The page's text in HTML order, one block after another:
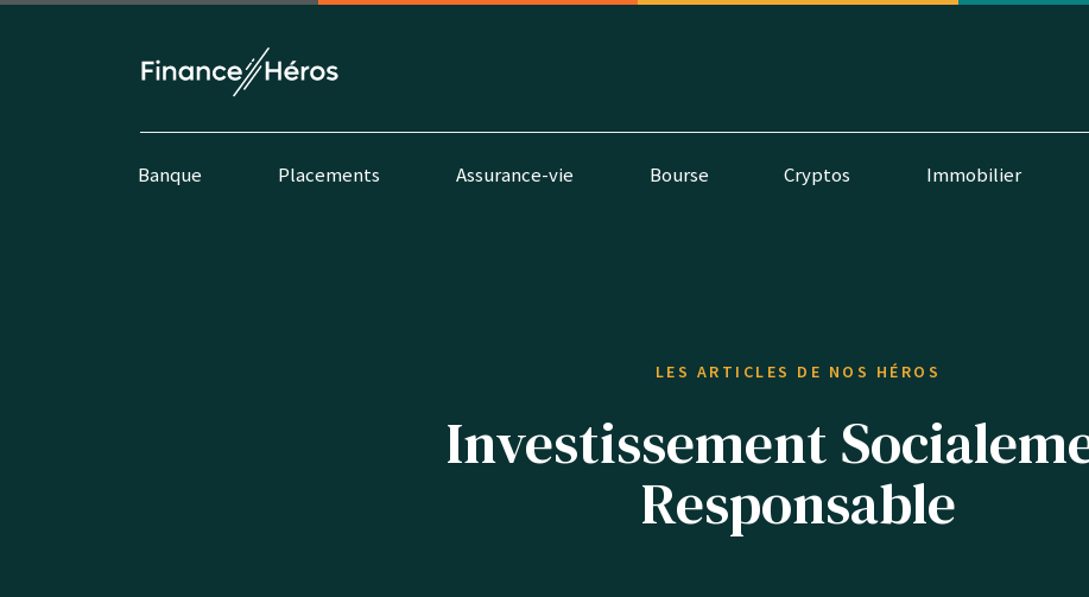
Banque Placements Assurance-vie Bourse Cryptos Immobilier
LES ARTICLES DE NOS HÉROS
Investissement
Responsable